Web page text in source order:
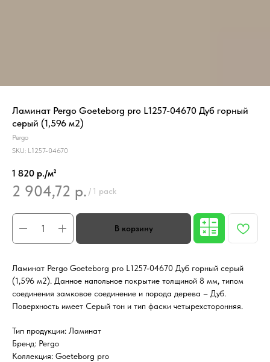
Ламинат Pergo Goeteborg pro L1257-04670 Дуб горный
серый (1,596 м2)
Pergo
SKU: L1257-04670
1 820 р./м²
2 904,72 р. / 1 pack
Ламинат Pergo Goeteborg pro L1257-04670 Дуб горный серый
(1,596 м2). Данное напольное покрытие толщиной 8 мм, типом
соединения замковое соединение и порода дерева – Дуб.
Поверхность имеет Серый тон и тип фаски четырехсторонняя.
Тип продукции: Ламинат
Бренд: Pergo
Коллекция: Goeteborg pro